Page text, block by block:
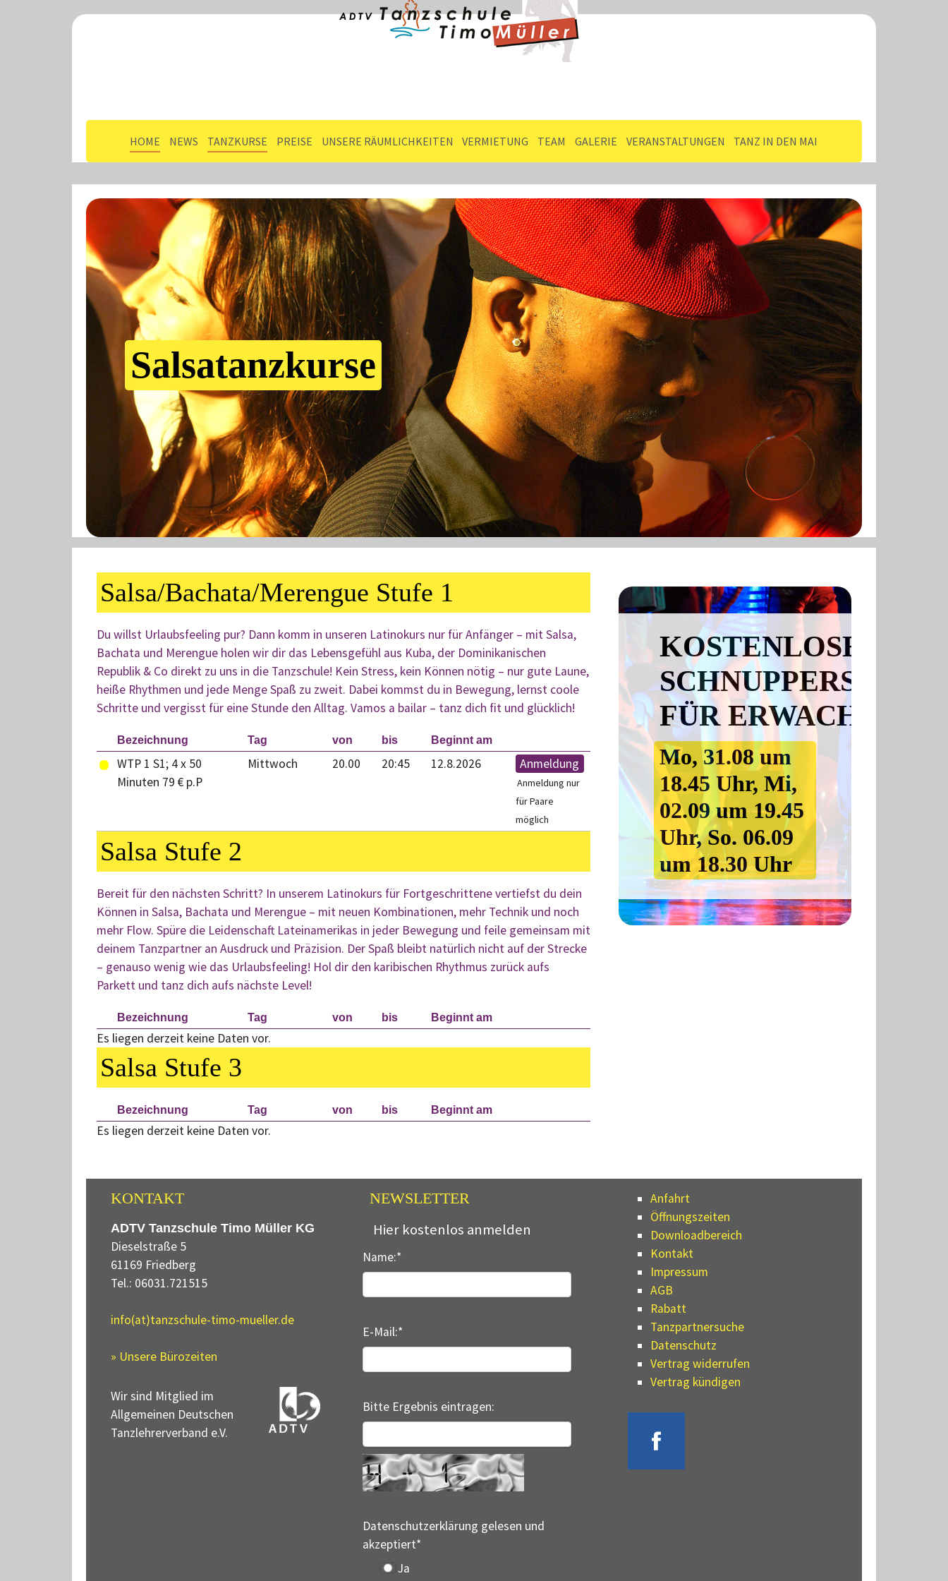
HOME NEWS TANZKURSE PREISE UNSERE RÄUMLICHKEITEN VERMIETUNG TEAM GALERIE VERANSTALTUNGEN TANZ IN DEN MAI
Salsatanzkurse
Salsa/Bachata/Merengue Stufe 1
Du willst Urlaubsfeeling pur? Dann komm in unseren Latinokurs nur für Anfänger – mit Salsa,
Bachata und Merengue holen wir dir das Lebensgefühl aus Kuba, der Dominikanischen
Republik & Co direkt zu uns in die Tanzschule! Kein Stress, kein Können nötig – nur gute Laune,
heiße Rhythmen und jede Menge Spaß zu zweit. Dabei kommst du in Bewegung, lernst coole
Schritte und vergisst für eine Stunde den Alltag. Vamos a bailar – tanz dich fit und glücklich!
Bezeichnung Tag von bis Beginnt am
WTP 1 S1; 4 x 50
Minuten 79 € p.P
Mittwoch 20.00 20:45 12.8.2026 Anmeldung
Anmeldung nur
für Paare
möglich
Salsa Stufe 2
Bereit für den nächsten Schritt? In unserem Latinokurs für Fortgeschrittene vertiefst du dein
Können in Salsa, Bachata und Merengue – mit neuen Kombinationen, mehr Technik und noch
mehr Flow. Spüre die Leidenschaft Lateinamerikas in jeder Bewegung und feile gemeinsam mit
deinem Tanzpartner an Ausdruck und Präzision. Der Spaß bleibt natürlich nicht auf der Strecke
– genauso wenig wie das Urlaubsfeeling! Hol dir den karibischen Rhythmus zurück aufs
Parkett und tanz dich aufs nächste Level!
Bezeichnung Tag von bis Beginnt am
Es liegen derzeit keine Daten vor.
Salsa Stufe 3
Bezeichnung Tag von bis Beginnt am
Es liegen derzeit keine Daten vor.
KOSTENLOSE
FÜR ERWACHSENE
Mo, 31.08 um
18.45 Uhr, Mi,
02.09 um 19.45
Uhr, So. 06.09
um 18.30 Uhr
KONTAKT
ADTV Tanzschule Timo Müller KG
Dieselstraße 5
61169 Friedberg
Tel.: 06031.721515
info(at)tanzschule-timo-mueller.de
» Unsere Bürozeiten
Wir sind Mitglied im
Allgemeinen Deutschen
Tanzlehrerverband e.V.
NEWSLETTER
Hier kostenlos anmelden
Name:*
E-Mail:*
Bitte Ergebnis eintragen:
Datenschutzerklärung gelesen und
akzeptiert*
Ja
Anfahrt
Öffnungszeiten
Downloadbereich
Kontakt
Impressum
AGB
Rabatt
Tanzpartnersuche
Datenschutz
Vertrag widerrufen
Vertrag kündigen